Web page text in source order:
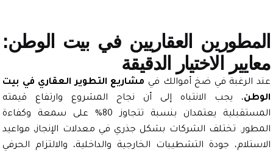
العقاريين في بيت الوطن:
الاختيار الدقيقة
في ضخ أموالك فيمشاريع التطوير العقاري في بيت
، يجب الانتباه إلى أن نجاح المشروع وارتفاع قيمته
المستقبلية يعتمدان بنسبة تتجاوز 80% على سمعة وكفاءة
تختلف الشركات بشكل جذري في معدلات الإنجاز، مواعيد
جودة التشطيبات الخارجية والداخلية، والالتزام الحرفي